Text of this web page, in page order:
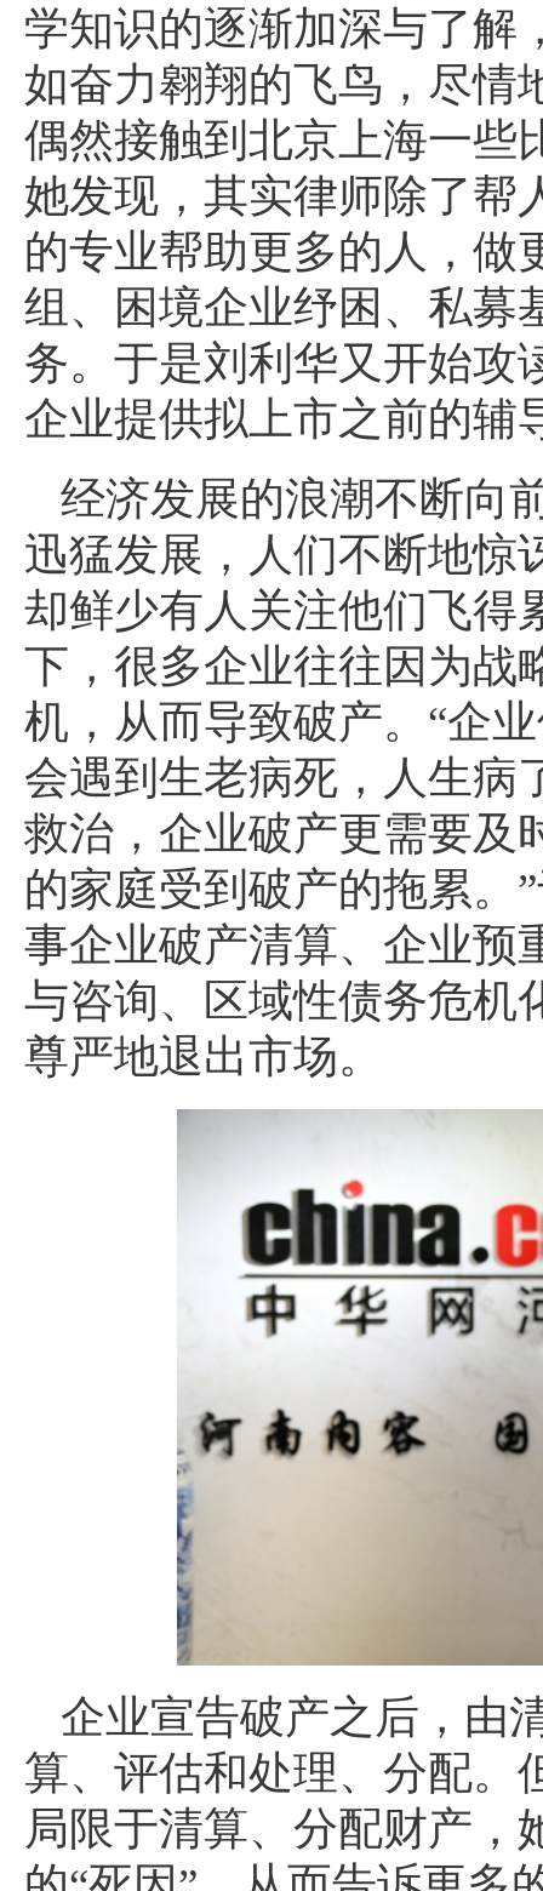
学知识的逐渐加深与了解
如奋力翱翔的飞鸟，尽情
偶然接触到北京上海一些
她发现，其实律师除了帮
的专业帮助更多的人，做
组、困境企业纾困、私募
务。于是刘利华又开始攻
企业提供拟上市之前的辅
经济发展的浪潮不断向
迅猛发展，人们不断地惊
却鲜少有人关注他们飞得
下，很多企业往往因为战
机，从而导致破产。“企
会遇到生老病死，人生病
救治，企业破产更需要及
的家庭受到破产的拖累。
事企业破产清算、企业预
与咨询、区域性债务危机
尊严地退出市场。
企业宣告破产之后，由
算、评估和处理、分配。
局限于清算、分配财产，